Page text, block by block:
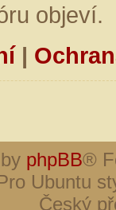
objeví.
|
phpBB®
Ubuntu
Český